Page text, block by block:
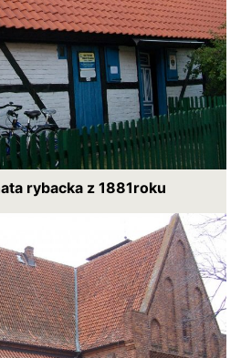
rybacka z 1881roku